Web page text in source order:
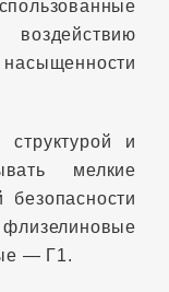
структурой и
мелкие
— Г1.